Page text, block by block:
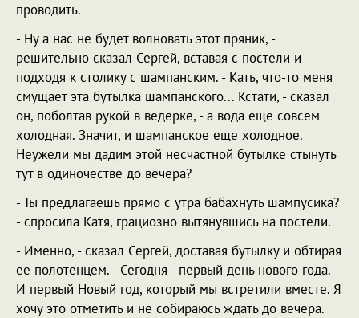
проводить.
- Ну а нас не будет волновать этот пряник, -
решительно сказал Сергей, вставая с постели и
подходя к столику с шампанским. - Кать, что-то меня
смущает эта бутылка шампанского... Кстати, - сказал
он, поболтав рукой в ведерке, - а вода еще совсем
холодная. Значит, и шампанское еще холодное.
Неужели мы дадим этой несчастной бутылке стынуть
тут в одиночестве до вечера?
- Ты предлагаешь прямо с утра бабахнуть шампусика?
- спросила Катя, грациозно вытянувшись на постели.
- Именно, - сказал Сергей, доставая бутылку и обтирая
ее полотенцем. - Сегодня - первый день нового года.
И первый Новый год, который мы встретили вместе. Я
хочу это отметить и не собираюсь ждать до вечера.